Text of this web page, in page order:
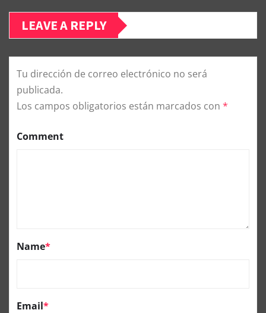
LEAVE A REPLY
Tu dirección de correo electrónico no será
publicada.
Los campos obligatorios están marcados con *
Comment
Name*
Email*